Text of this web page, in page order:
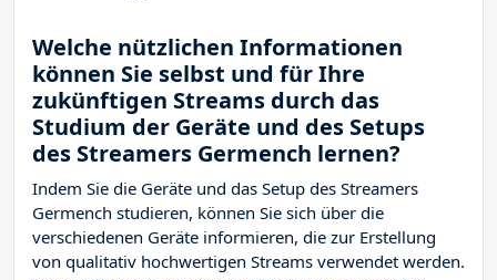
Welche nützlichen Informationen
können Sie selbst und für Ihre
zukünftigen Streams durch das
Studium der Geräte und des Setups
des Streamers Germench lernen?
Indem Sie die Geräte und das Setup des Streamers
Germench studieren, können Sie sich über die
verschiedenen Geräte informieren, die zur Erstellung
von qualitativ hochwertigen Streams verwendet werden.